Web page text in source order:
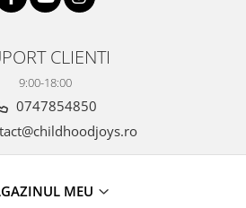
CLIENTI
9:00-18:00
0747854850
MEU